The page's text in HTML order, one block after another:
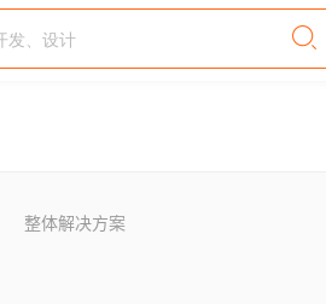
整体解决方案